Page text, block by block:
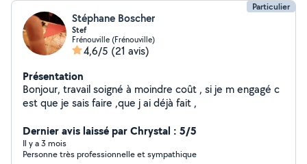
Particulier
Stéphane Boscher
Stef
Frénouville (Frénouville)
4,6/5 (21 avis)
Présentation
Bonjour, travail soigné à moindre coût , si je m engagé c
est que je sais faire ,que j ai déjà fait ,
Dernier avis laissé par Chrystal : 5/5
Il y a 3 mois
Personne très professionnelle et sympathique